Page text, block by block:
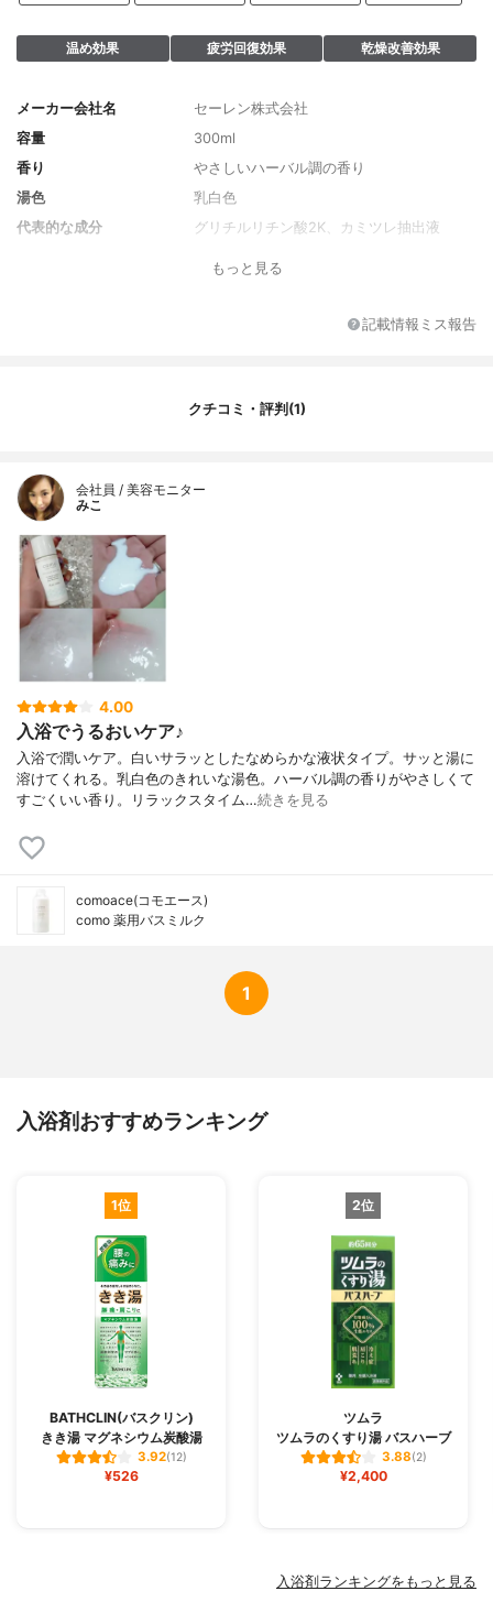
温め効果 疲労回復効果 乾燥改善効果
メーカー会社名
セーレン株式会社
容量
300ml
香り
やさしいハーバル調の香り
湯色
乳白色
代表的な成分
グリチルリチン酸2K、カミツレ抽出液
グリチルリチン酸2K、カミツレ抽出液、加
水分解シルク液、スクワラン、ホホバ油、
酸セチル、セトリモニウムクロリド、DL－
ベンダー油、BHT、クエン酸Na、無水クエ
もっと見る
記載情報ミス報告
クチコミ・評判(1)
会社員 / 美容モニター
みこ
4.00
入浴でうるおいケア♪
入浴で潤いケア。白いサラッとしたなめらかな液状タイプ。サッと湯に
溶けてくれる。乳白色のきれいな湯色。ハーバル調の香りがやさしくて
すごくいい香り。リラックスタイム…続きを見る
comoace(コモエース)
como 薬用バスミルク
1
入浴剤おすすめランキング
1位
BATHCLIN(バスクリン)
きき湯 マグネシウム炭酸湯
3.92(12)
¥526
2位
ツムラ
ツムラのくすり湯 バスハーブ
3.88(2)
¥2,400
入浴剤ランキングをもっと見る